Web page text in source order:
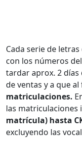
Cada serie de letras
con los números
tardar aprox. 2
de ventas y a que
matriculaciones.
las matriculaciones
matrícula) hasta
excluyendo las